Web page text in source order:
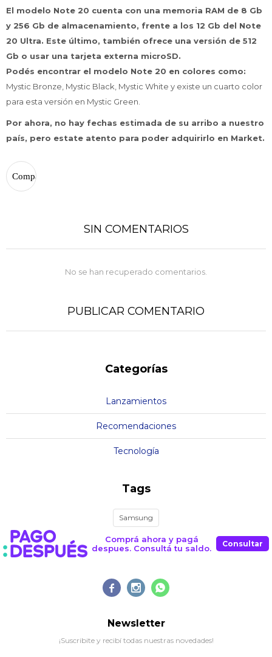
El modelo Note 20 cuenta con una memoria RAM de 8 Gb
y 256 Gb de almacenamiento, frente a los 12 Gb del Note
20 Ultra. Este último, también ofrece una versión de 512
Gb o usar una tarjeta externa microSD.
Podés encontrar el modelo Note 20 en colores como:
Mystic Bronze, Mystic Black, Mystic White y existe un cuarto color
para esta versión en Mystic Green.
Por ahora, no hay fechas estimada de su arribo a nuestro
país, pero estate atento para poder adquirirlo en Market.
SIN COMENTARIOS
No se han recuperado comentarios.
PUBLICAR COMENTARIO
Categorías
Lanzamientos
Recomendaciones
Tecnología
Tags
Samsung
Comprá ahora y pagá
despues. Consultá tu saldo.
Consultar
  
Newsletter
¡Suscribite y recibí todas nuestras novedades!
Comprá ahora y Pagá
Después, hasta en 12
cuotas y sin tocar tu
tarjeta de crédito
* sujeto aprobación crediticia.
Verifica si estás calificado para comprar con
Pago Después:
Cédula de identidad
Celular
Estás calificado para comprar usando Pago
Después.
¡Tenés hasta
para comprar en las cuotas que
prefieras!
Elegí tus productos preferidos
Elegís Pago Después como metodo de pago
* sujeto a aprobación crediticia. El monto disponible
puede variar por comercio
Ups!
Parece que no tenes oferta, lamentamos
el inconveniente, por cualquier duda
contactanos en
preguntas@pagodespues.com.uy
¡Algo salió mal!
Por favor intenta nuevamente mas tarde.